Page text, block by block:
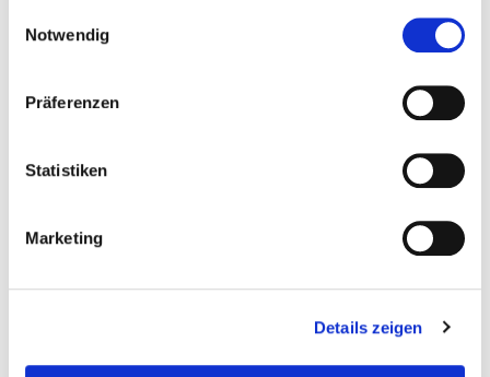
Notwendig
Präferenzen
Statistiken
Marketing
Details zeigen
Anfahrt
https://www.sozialstiftung-bamberg.de/klinikum-
Ärztliche Leitung
PD Dr. med. (seit 01.09.2024) Stefan Schunk (Chefarzt)
Fachabteilung